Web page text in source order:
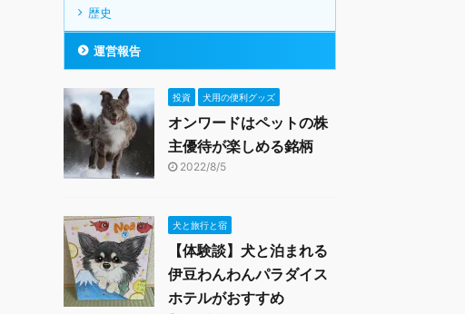
歴史
運営報告
投資 犬用の便利グッズ
オンワードはペットの株
主優待が楽しめる銘柄
2022/8/5
犬と旅行と宿
【体験談】犬と泊まれる
伊豆わんわんパラダイス
ホテルがおすすめ